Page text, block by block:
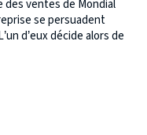
des ventes de Mondial
se persuadent
d’eux décide alors de